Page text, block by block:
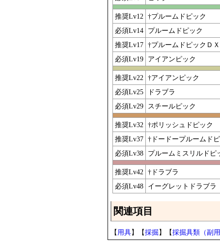
推奨Lv12
†プルームドピック
必須Lv14
プルームドピック
推奨Lv17 †プルームドピックＤＸ
必須Lv19
アイアンピック
推奨Lv22
†アイアンピック
必須Lv25
ドラブラ
必須Lv29
スチールピック
推奨Lv32
†ポリッシュドピック
推奨Lv37 †ドードープルームド
必須Lv38
プルームミスリルドピ
推奨Lv42
†ドラブラ
必須Lv48
イーグレットドラブラ
関連項目
【 用具】【採掘】【採掘具類（副